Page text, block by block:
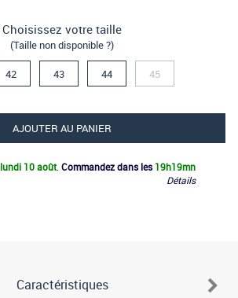
Choisissez votre taille
(Taille non disponible ?)
42 43 44 45
AJOUTER AU PANIER
lundi 10 août Commandez dans les 19h19mn
Détails
Caractéristiques